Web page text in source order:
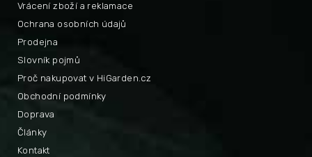
Proč nakupovat v HiGarden.cz
Vrácení zboží a reklamace
Obchodní podmínky
Ochrana osobních údajů
Doprava
Prodejna
Články
Slovník pojmů
Kontakt